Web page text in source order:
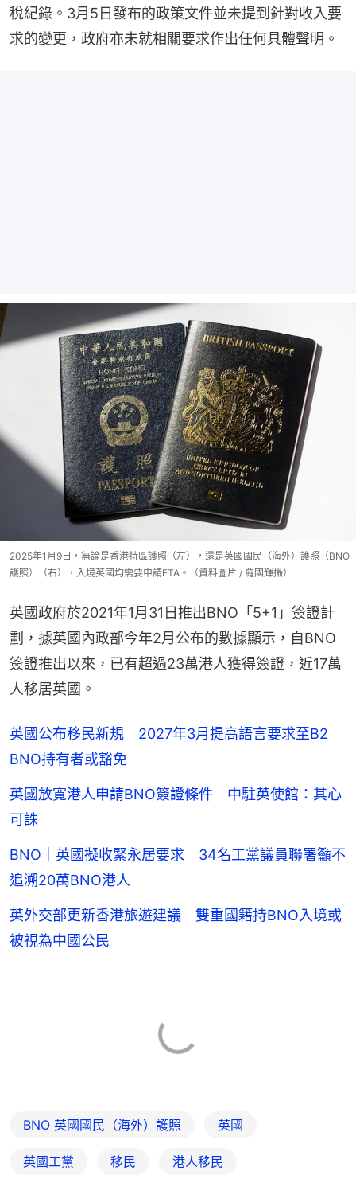
稅紀錄。3月5日發布的政策文件並未提到針對收入要
求的變更，政府亦未就相關要求作出任何具體聲明。
2025年1月9日，無論是香港特區護照（左），還是英國國民（海外）護照（BNO
護照）（右），入境英國均需要申請ETA。（資料圖片 / 羅國輝攝）
英國政府於2021年1月31日推出BNO「5+1」簽證計
劃，據英國內政部今年2月公布的數據顯示，自BNO
簽證推出以來，已有超過23萬港人獲得簽證，近17萬
人移居英國。
英國公布移民新規 2027年3月提高語言要求至B2
BNO持有者或豁免
英國放寬港人申請BNO簽證條件 中駐英使館：其心
可誅
BNO｜英國擬收緊永居要求 34名工黨議員聯署籲不
追溯20萬BNO港人
英外交部更新香港旅遊建議 雙重國籍持BNO入境或
被視為中國公民
BNO 英國國民（海外）護照 英國
英國工黨 移民 港人移民